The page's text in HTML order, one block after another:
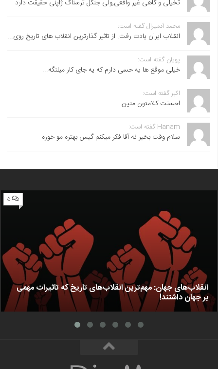
تخیلی و گاهی غیر واقعی,ولی جنگل ترسناک ژاپنی حقیقت دارد
محمد آدمیرال گفته است:
انقلاب ایران یادت رفت. از تاثیر گذارترین انقلاب های تاریخ روی...
پویان گفته است:
خیلی موقع ها یه حسی دارم که یه جای کار میلنگه...
اکبر گفته است:
احسنت ‌کلامتون متین
Hanam گفته است:
سلام وقت بخیر نه آقا فکر میکنم گیس بهتره مو خوره...
۵
انقلاب‌های جهان: مهم‌ترین انقلاب‌های تاریخ که تاثیرات مهمی
بر جهان داشتند!